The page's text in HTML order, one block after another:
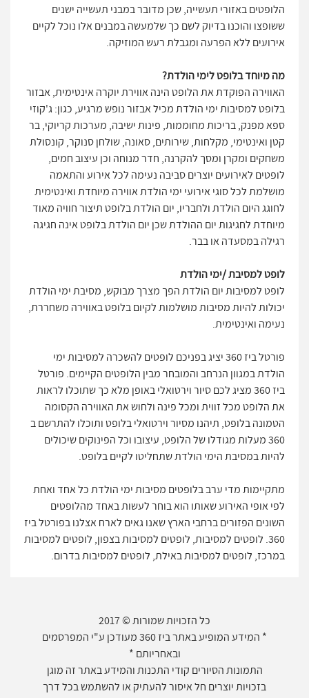
הלופטים באזורי תעשייה, שכן מדובר במבני תעשייה ישנים
ששופצו והוכנו בדיוק לשם כך שלמעשה במבנים אלו נוכל לקיים
אירועים ללא הפרעה ומגבלת רעש המוזיקה.
מה מיוחד בלופט לימי הולדת?
האווירה הפוקדת את הלופט הינה אווירת יוקרה אינטימית, אבזור
בלופט למסיבות ימי הולדת מכיל אבזור נופש מרגיע, כגון: ג'קוזי
ספא מפנק, בריכות מחוממות, פינות ישיבה, מערכות קריוקי, בר
קטן ואינטימי, מקלחות, שירותים, סאונה, שולחן סנוקר, קונסולת
משחקים ומקרן ומסך להקרנה, חדר מנוחה וכן עיצוב חמים,
לופטים לאירועים יוצרים סביבה נעימה לכל אירוע והתאמה
מושלמת לכל סוגי אירועי ימי הולדת אווירה מיוחדת ואינטימית
לחוגג היום הולדת ולחבריו, יום הולדת בלופט תיצור חוויה מאוד
מיוחדת לחגיגות יום ההולדת שכן יום הולדת בלופט אינה חגיגה
רגילה במסעדה או בבר.
לופט למסיבת /ימי הולדת
לופט למסיבות יום הולדת הפך מצרך מבוקש, מסיבת ימי הולדת
יכולות להיות מסיבות מושלמות לקיום בלופט באווירה משחררת,
נעימה ואינטימית.
פורטל ביז 360 יציג בפניכם לופטים להשכרה למסיבות ימי
הולדת במגוון הנרחב והמובחר מבין הלופטים הקיימים. פורטל
ביז 360 מציג לכם סיור וירטואלי באופן מלא כך שתוכלו לראות
את הלופט מכל זווית ומכל פינה ולחוש את האווירה הקסומה
הטמונה בלופט, תיהנו מסיור וירטואלי בלופט ותוכלו להתרשם ב
360 מעלות מגודלו של הלופט, עיצובו וכל הפינוקים שיכולים
להיות במסיבת הימי הולדת שתחליטו לקיים בלופט.
מתקיימות מדי ערב בלופטים מסיבות ימי הולדת כל אחד ואחת
לפי אופי האירוע שאותו הוא בוחר לעשות באחד מהלופטים
השונים הפזורים ברחבי הארץ שאנו גאים לארח אצלנו בפורטל ביז
360. לופטים למסיבות, לופטים למסיבות בצפון, לופטים למסיבות
במרכז, לופטים למסיבות באילת, לופטים למסיבות בדרום.
כל הזכויות שמורות © 2017
* המידע המופיע באתר ביז 360 מעודכן ע"י המפרסמים
ובאחריותם *
התמונות הסיורים קודי התכנות והמידע באתר זה מוגן
בזכויות יוצרים חל איסור להעתיק או להשתמש בכל דרך